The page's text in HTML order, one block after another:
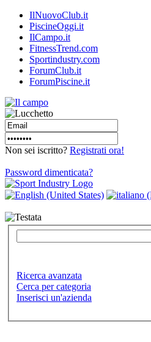
IlNuovoClub.it
PiscineOggi.it
IlCampo.it
FitnessTrend.com
Sportindustry.com
ForumClub.it
ForumPiscine.it
Non sei iscritto? Registrati ora!
Password dimenticata?
Ricerca avanzata
Cerca per categoria
Inserisci un'azienda